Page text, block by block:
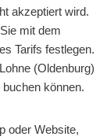
akzeptiert wird.
mit dem
Tarifs festlegen.
(Oldenburg)
können.
oder Website,